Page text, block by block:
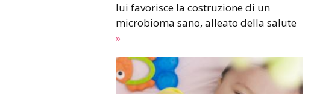
lui favorisce la costruzione di un
microbioma sano, alleato della salute
»